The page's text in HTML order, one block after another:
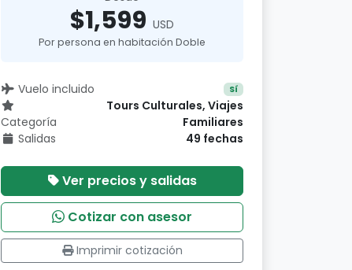
$1,599 USD
Por persona en habitación Doble
Vuelo incluido Sí
Categoría
Tours Culturales, Viajes
Familiares
Salidas
49 fechas
Ver precios y salidas
Cotizar con asesor
Imprimir cotización